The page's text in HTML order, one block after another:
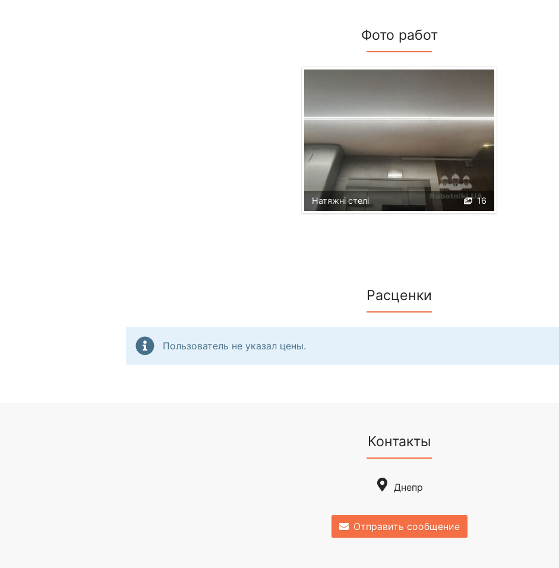
Фото работ
16
Натяжні стелі
Расценки
Пользователь не указал цены.
Контакты
Днепр
Отправить сообщение